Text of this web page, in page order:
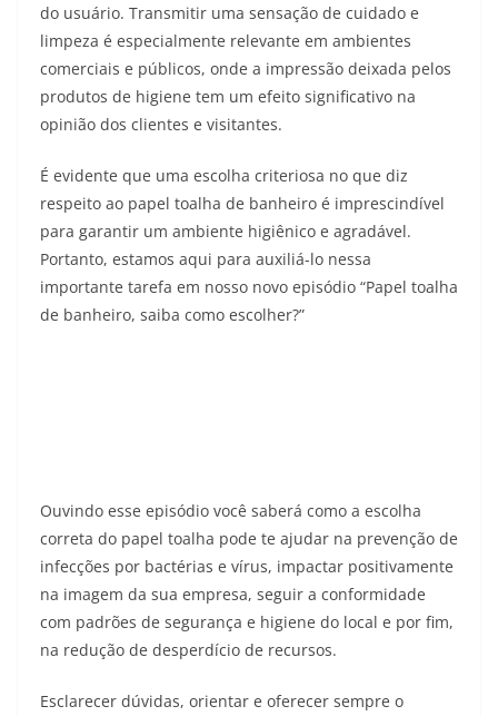
do usuário. Transmitir uma sensação de cuidado e
limpeza é especialmente relevante em ambientes
comerciais e públicos, onde a impressão deixada pelos
produtos de higiene tem um efeito significativo na
opinião dos clientes e visitantes.
É evidente que uma escolha criteriosa no que diz
respeito ao papel toalha de banheiro é imprescindível
para garantir um ambiente higiênico e agradável.
Portanto, estamos aqui para auxiliá-lo nessa
importante tarefa em nosso novo episódio “Papel toalha
de banheiro, saiba como escolher?”
Ouvindo esse episódio você saberá como a escolha
correta do papel toalha pode te ajudar na prevenção de
infecções por bactérias e vírus, impactar positivamente
na imagem da sua empresa, seguir a conformidade
com padrões de segurança e higiene do local e por fim,
na redução de desperdício de recursos.
Esclarecer dúvidas, orientar e oferecer sempre o